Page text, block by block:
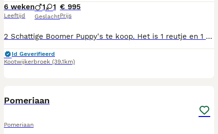
6 weken
Leeftijd
1 1
Geslacht
€ 995
Prijs
2 Schattige Boomer Puppy's te koop. Het is 1 reutje en 1 teefje, zie foto's 2 t/m 5. Inmiddels zijn de puppy’s gereserveerd/verkocht. De advertentie blijft staan op PuppyPlaats tot ze opgehaald zijn. De Puppy's zijn geboren op 22 juni 2026. Het zijn hele schattige en speelse pups. En worden in huiselijke kring opgevoed. Bij mooi weer spelen ze zo veel mogelijk al buiten. Ook proberen we ze goed mogelijk krant zindelijk te maken. Ook wennen ze dan aan allerlei geluiden. Vanaf 10 augustus mogen ze het nestje verlaten. Op vrijdag 31 juli zijn we met ze naar de dierenarts geweest. Ze zijn heel goed nagekeken en gechipt. Ook hebben ze de eerste inenting gehad. Tevens hebben ze het Europees Paspoort voor gezelschapsdieren gekregen. De dierenarts vond het hele mooie en gezonde puppy's. Het zijn hele schattige en speelse pups. Verschillende keren zijn ze reeds ontwormt. Ook knippen we al regelmatig de nageltjes. Ook worden ze al regelmatig gekamd. Ze eten al puppybrokjes, maar drinken ook nog bij de moeder. De moeder zorgt heel goed voor de puppy's. Regelmatig komen onze kleinkinderen spelen en knuffelen met de puppy's. Dus ze zijn kinderen gewend. Ook zijn ze heel veel met andere hondjes gewend. We passen in deze tijd heel vaak op hondjes die onze moederhond eerder gehad heeft. De moederhond, Pip (zie foto’s 12 t/m 19) is een kruising poedel/Maltezer. En de vaderhond, Bello (zie foto’s 20 en 21) is een kruising Maltezer. Ze zijn allebei bij ons aanwezig. Schouderhoogte van de moederhond Pip is 30 cm. en van de vaderhond Bello 35 cm. De moederhond en de vaderhond verharen niet. Ze worden allebei geknipt. Ze krijgen een puppypakket mee. dit bestaat uit een zakje brokjes voor de eerste weken en een knuffeltje en dekentje met de geur van het nestje. Wij zijn in bezit van een UBN nummer. Voor eventuele vragen mag je mij bellen voor eventueel meer foto’s of filmpjes. Het tel. nr. is: 0612929880. S.v.p.: niet op zondag bellen of berichten sturen.
Id Geverifieerd
Kootwijkerbroek (39.1km)
Pomeriaan
Pomeriaan